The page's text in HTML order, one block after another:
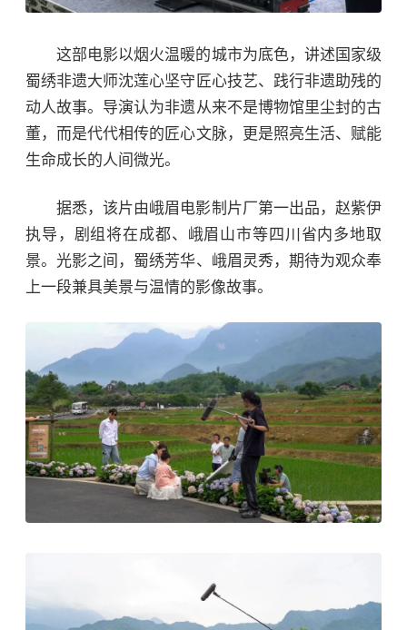
这部电影以烟火温暖的城市为底色，讲述国家级
蜀绣非遗大师沈莲心坚守匠心技艺、践行非遗助残的
动人故事。导演认为非遗从来不是博物馆里尘封的古
董，而是代代相传的匠心文脉，更是照亮生活、赋能
生命成长的人间微光。
据悉，该片由峨眉电影制片厂第一出品，赵紫伊
执导，剧组将在成都、 峨眉山市等四川省内多地取
景。光影之间，蜀绣芳华、峨眉灵秀，期待为观众奉
上一段兼具美景与温情的影像故事。